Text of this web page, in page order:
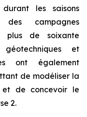
les saisons
campagnes
plus de soixante
et
ont également
de modéliser la
et de concevoir le
2.